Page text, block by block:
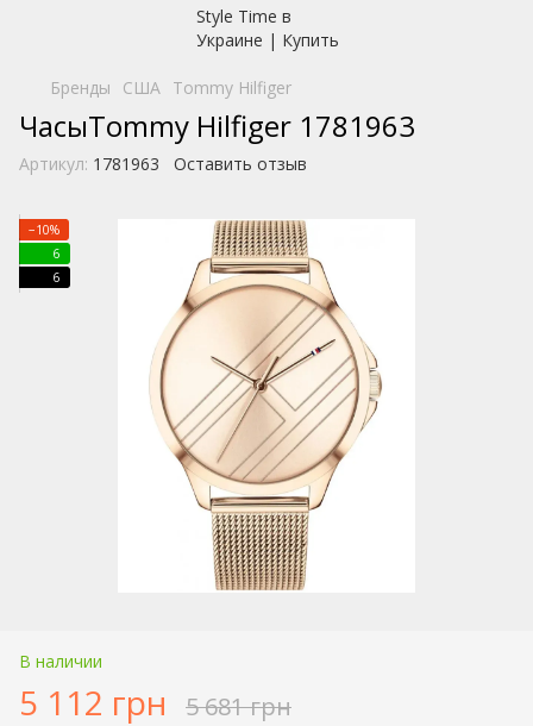
Бренды США Tommy Hilfiger
ЧасыTommy Hilfiger 1781963
Артикул: 1781963 Оставить отзыв
−10%
6
6
В наличии
5 112 грн 5 681 грн